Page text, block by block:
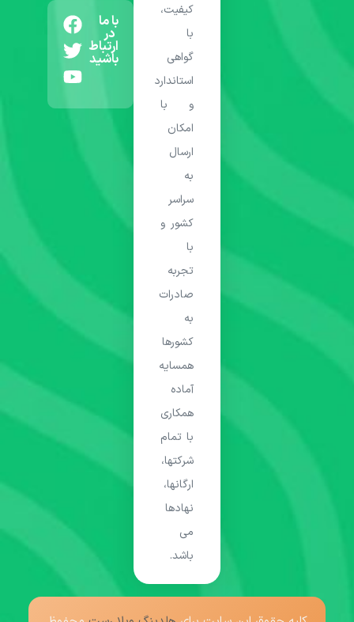
کیفیت،
با
گواهی
استاندارد
و با
امکان
ارسال
به
سراسر
کشور و
با
تجربه
صادرات
به
کشورها
همسایه
آماده
همکاری
با تمام
شرکتها،
ارگانها،
نهادها
می
باشد.
با ما
در
ارتباط
باشید